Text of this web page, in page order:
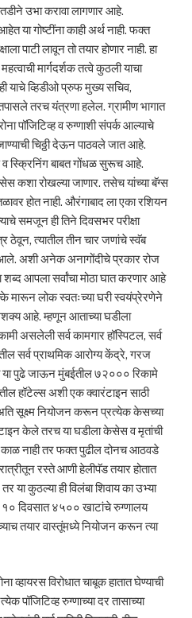
उभा करावा लागणार आहे.
या गोष्टींना काही अर्थ नाही. फक्त
पाटी लावून तो तयार होणार नाही. हा
मार्गदर्शक तत्वे कुठली याचा
याचे व्हिडीओ प्रुफ मुख्य सचिव,
तरच यंत्रणा हलेल. ग्रामीण भागात
पॉजिटिव्ह व रुग्णाशी संपर्क आल्याचे
चिठ्ठी देऊन पाठवले जात आहे.
व स्क्रिनिंग बाबत गोंधळ सुरूच आहे.
कशा रोखल्या जाणार. तसेच यांच्या बॅग्स
होत नाही. औरंगाबाद ला एका रशियन
समजून ही तिने दिवसभर परीक्षा
ठेवून, त्यातील तीन चार जणांचे स्वॅब
आले. अशी अनेक अनागोंदीचे प्रकार रोज
आपला सर्वांचा मोठा घात करणार आहे
मारून लोक स्वतःच्या घरी स्वयंप्रेरणेने
आहे. म्हणून आताच्या घडीला
असलेली सर्व कामगार हॉस्पिटल, सर्व
सर्व प्राथमिक आरोग्य केंद्रे, गरज
पुढे जाऊन मुंबईतील ७२००० रिकामे
हॉटेल्स अशी एक क्वारंटाइन साठी
सूक्ष्म नियोजन करून प्रत्येक केसच्या
केले तरच या घडीला केसेस व मृतांची
नाही तर फक्त पुढील दोनच आठवडे
रस्ते आणी हेलीपॅड तयार होतात
या कुठल्या ही विलंबा शिवाय का उभ्या
१० दिवसात ४५०० खाटांचे रुग्णालय
तयार वास्तूंमध्ये नियोजन करून त्या
व्हायरस विरोधात चाबूक हातात घेण्याची
पॉजिटिव्ह रुग्णाच्या दर तासाच्या